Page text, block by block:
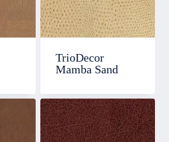
TrioDecor
Mamba Sand